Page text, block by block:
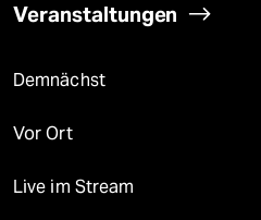
Veranstaltungen
Demnächst
Vor Ort
Live im Stream